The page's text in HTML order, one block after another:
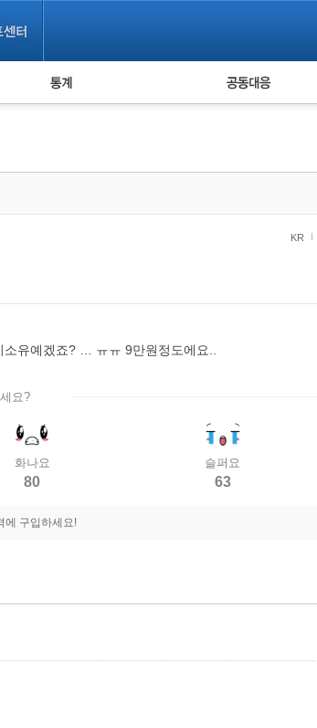
누적 피해사례 통계 피해자 공동대응
KR
유예겠죠? … ㅠㅠ 9만원정도에요..
요?
화나요
80
슬퍼요
63
에 구입하세요!